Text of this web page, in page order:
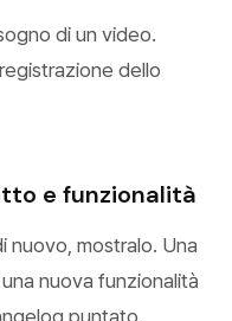
di un video.
dello
e funzionalità
nuovo, mostralo. Una
nuova funzionalità
puntato.